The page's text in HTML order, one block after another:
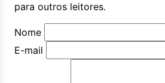
para outros leitores.
Nome
E-mail